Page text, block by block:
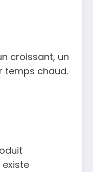
croissant, un
temps chaud.